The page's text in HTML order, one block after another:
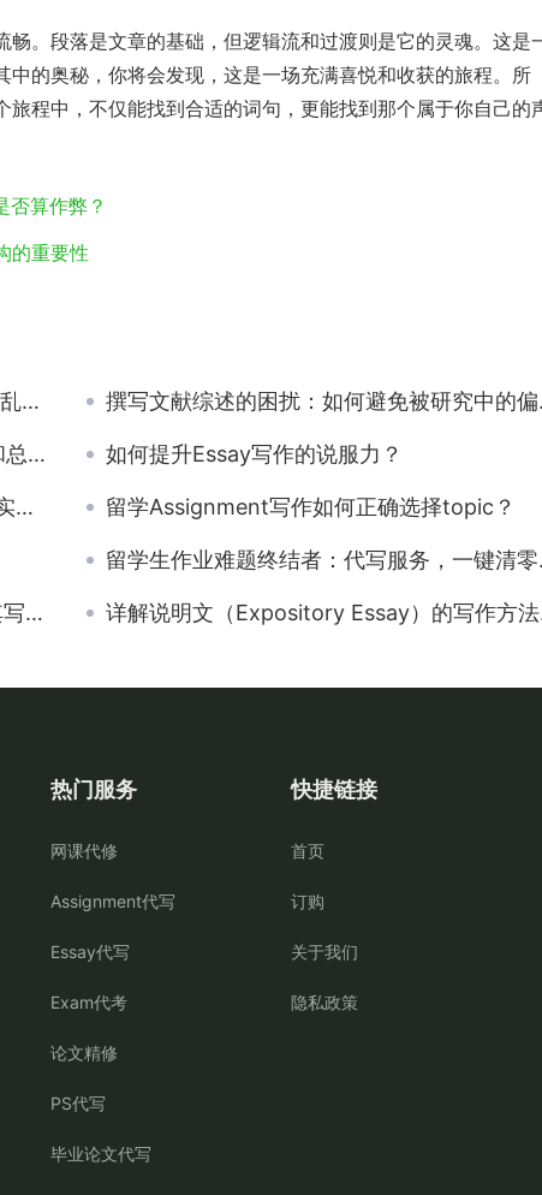
。段落是文章的基础，但逻辑流和过渡则是它的灵魂。这是
的奥秘，你将会发现，这是一场充满喜悦和收获的旅程。所
程中，不仅能找到合适的词句，更能找到那个属于你自己的
算作弊？
的重要性
撰写文献综述的困扰：如何避免被研究中的偏见影响
如何提升Essay写作的说服力？
留学Assignment写作如何正确选择topic？
留学生作业难题终结者：代写服务，一键清零烦恼
巧 详解说明文（Expository Essay）的写作方法和技巧
热门服务
网课代修
Assignment代写
Essay代写
Exam代考
论文精修
PS代写
毕业论文代写
快捷链接
首页
订购
关于我们
隐私政策